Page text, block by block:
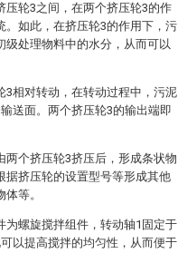
压轮3之间，在两个挤压轮3的作
。如此，在挤压轮3的作用下，污
处理物料中的水分，从而可以
3相对转动，在转动过程中，污泥
送面。两个挤压轮3的输出端即
个挤压轮3挤压后，形成条状物
据挤压轮的设置型号等形成其他
等。
为螺旋搅拌组件，转动轴1固定于
以提高搅拌的均匀性，从而便于